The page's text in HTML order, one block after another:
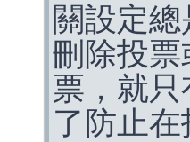
關設定
刪除投
票，就
了防止